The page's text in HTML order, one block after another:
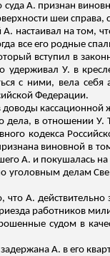
суда А. признан
шеи
настаивал на том,
все его родные
вступил в
удерживал У. в
с ними, вела
Федерации.
доводы
дела, в отношении
кодекса
виновной в
А. и покушалась
уголовным делам
что А.
работников
судом в
А. в его